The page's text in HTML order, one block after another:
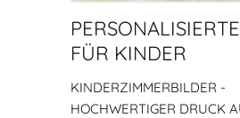
FÜR KINDER
KINDERZIMMERBILDER -
HOCHWERTIGER DRUCK